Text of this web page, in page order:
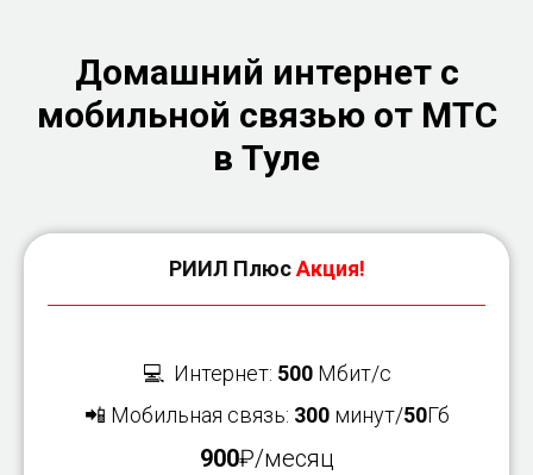
Домашний интернет с
мобильной связью от МТС
в Туле
РИИЛ ПлюсАкция!
💻 Интернет: 500 Мбит/с
📲 Мобильная связь: 300 минут/50Гб
900₽/месяц